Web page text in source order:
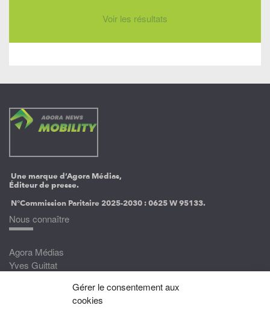
Gérer le consentement aux
cookies
Voir les résultats
Une marque d’Agora Médias,
Éditeur de presse.
N°Commission Paritaire 2025-2030 :0625 W 95133.
Nous connaître
Agora Médias
Yves Guittat